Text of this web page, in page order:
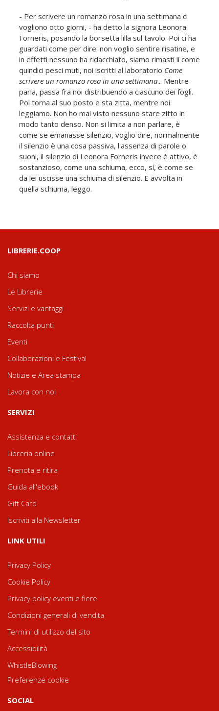
- Per scrivere un romanzo rosa in una settimana ci
vogliono otto giorni, - ha detto la signora Leonora
Forneris, posando la borsetta lilla sul tavolo. Poi ci ha
guardati come per dire: non voglio sentire risatine, e
in effetti nessuno ha ridacchiato, siamo rimasti lí come
quindici pesci muti, noi iscritti al laboratorio Come
scrivere un romanzo rosa in una settimana... Mentre
parla, passa fra noi distribuendo a ciascuno dei fogli.
Poi torna al suo posto e sta zitta, mentre noi
leggiamo. Non ho mai visto nessuno stare zitto in
modo tanto denso. Non si limita a non parlare, è
come se emanasse silenzio, voglio dire, normalmente
il silenzio è una cosa passiva, l'assenza di parole o
suoni, il silenzio di Leonora Forneris invece è attivo, è
sostanzioso, come una schiuma, ecco, sí, è come se
da lei uscisse una schiuma di silenzio. E avvolta in
quella schiuma, leggo.
LIBRERIE.COOP
Chi siamo
Le Librerie
Servizi e vantaggi
Raccolta punti
Eventi
Collaborazioni e Festival
Notizie e Area stampa
Lavora con noi
SERVIZI
Assistenza e contatti
Libreria online
Prenota e ritira
Guida all'ebook
Gift Card
Iscriviti alla Newsletter
LINK UTILI
Privacy Policy
Cookie Policy
Privacy policy eventi e fiere
Condizioni generali di vendita
Termini di utilizzo del sito
Accessibilità
WhistleBlowing
Preferenze cookie
SOCIAL